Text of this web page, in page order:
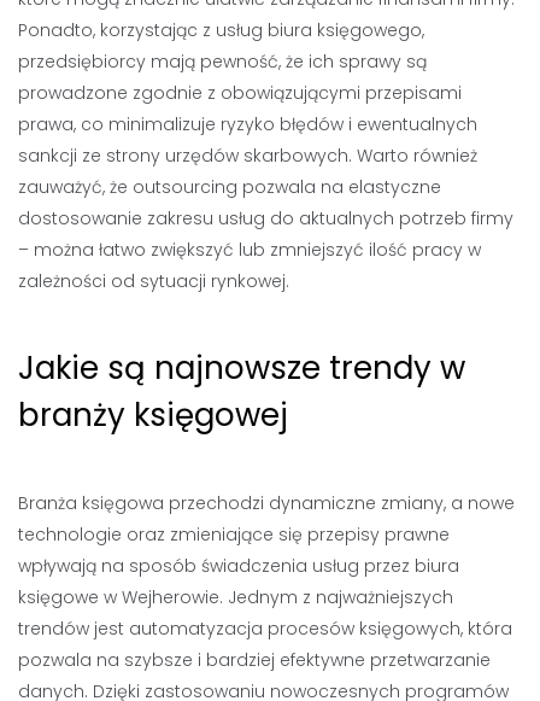
Ponadto, korzystając z usług biura księgowego,
przedsiębiorcy mają pewność, że ich sprawy są
prowadzone zgodnie z obowiązującymi przepisami
prawa, co minimalizuje ryzyko błędów i ewentualnych
sankcji ze strony urzędów skarbowych. Warto również
zauważyć, że outsourcing pozwala na elastyczne
dostosowanie zakresu usług do aktualnych potrzeb firmy
– można łatwo zwiększyć lub zmniejszyć ilość pracy w
zależności od sytuacji rynkowej.
Jakie są najnowsze trendy w
branży księgowej
Branża księgowa przechodzi dynamiczne zmiany, a nowe
technologie oraz zmieniające się przepisy prawne
wpływają na sposób świadczenia usług przez biura
księgowe w Wejherowie. Jednym z najważniejszych
trendów jest automatyzacja procesów księgowych, która
pozwala na szybsze i bardziej efektywne przetwarzanie
danych. Dzięki zastosowaniu nowoczesnych programów